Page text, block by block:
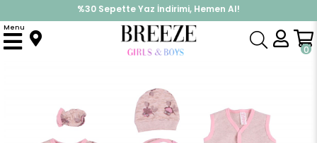
%30 Sepette Yaz İndirimi, Hemen Al!
İndirimlere ek %10 İndirimi Kap, Hemen Üye Ol!
0
Menu
Anasayfa Hastane Çıkışı